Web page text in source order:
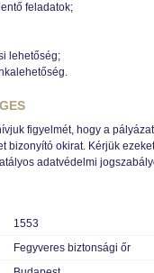
feladatok;
lehetőség;
figyelmét, hogy a
bizonyító okirat. Kérjük
adatvédelmi
1553
Fegyveres biztonsági őr